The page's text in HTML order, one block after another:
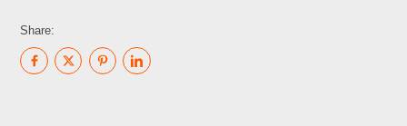
Share: